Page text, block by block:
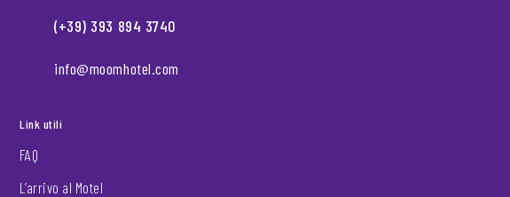
(+39) 393 894 3740
info@moomhotel.com
Link utili
FAQ
L’arrivo al Motel